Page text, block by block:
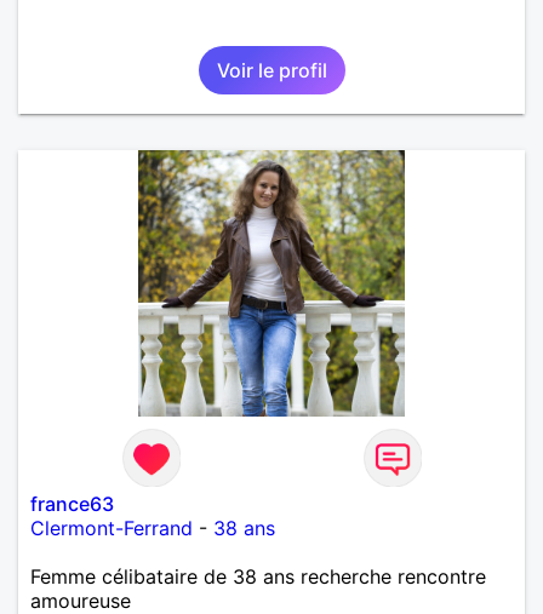
Voir le profil
france63
Clermont-Ferrand - 38 ans
Femme célibataire de 38 ans recherche rencontre
amoureuse